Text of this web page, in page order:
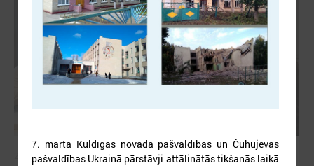
2024. gada 19. augusts
7. martā Kuldīgas novada pašvaldības un Čuhujevas
pašvaldības Ukrainā pārstāvji attālinātās tikšanās laikā